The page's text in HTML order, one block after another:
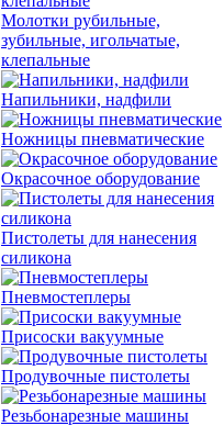
Молотки рубильные,
зубильные, игольчатые,
клепальные
Напильники, надфили
Ножницы пневматические
Окрасочное оборудование
Пистолеты для нанесения
силикона
Пневмостеплеры
Присоски вакуумные
Продувочные пистолеты
Резьбонарезные машины